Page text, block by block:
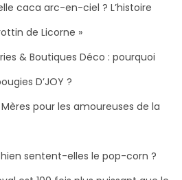
caca arc-en-ciel ? L’histoire
de Licorne »
& Boutiques Déco : pourquoi
D’JOY ?
pour les amoureuses de la
sentent-elles le pop-corn ?